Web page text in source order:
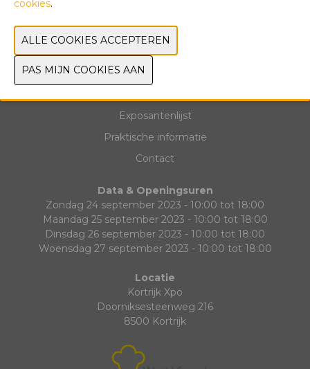
VORIGE VOLGENDE
Exposantenlijst
Praktische informatie
Contact
Data & Openingsuren
Zondag 24 september 2023 - 10:00 tot 18:00
Maandag 25 september 2023 - 10:00 tot 18:00
Dinsdag 26 september 2023 - 10:00 tot 18:00
Woensdag 27 september 2023 - 10:00 tot 18:00
Locatie
Kortrijk Xpo
Doorniksesteenweg 216
8500 Kortrijk
cookies.